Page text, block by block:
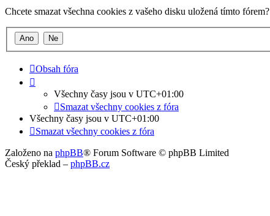
Chcete smazat všechna cookies z vašeho disku uložená tímto fórem?
Obsah fóra
Všechny časy jsou v UTC+01:00
Smazat všechny cookies z fóra
Všechny časy jsou v UTC+01:00
Smazat všechny cookies z fóra
Založeno na phpBB® Forum Software © phpBB Limited
Český překlad – phpBB.cz